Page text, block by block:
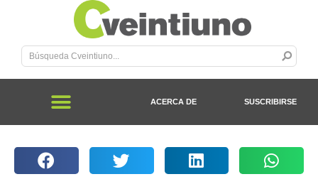
ACERCA DE SUSCRIBIRSE